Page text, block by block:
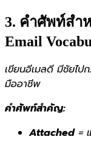
3. คำศัพท์สำ
Email
เขียนอีเมลดี มีชัยไป
มืออาชีพ
คำศัพท์สำคัญ:
Attached=